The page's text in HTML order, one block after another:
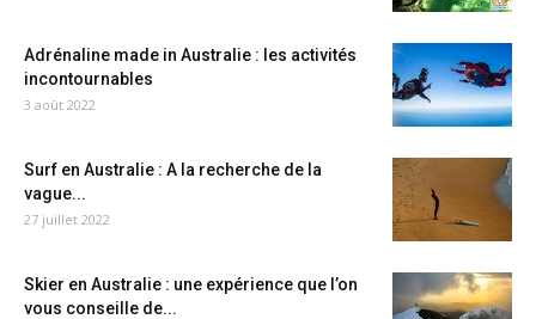
Adrénaline made in Australie : les activités
incontournables
3 août 2022
Surf en Australie : A la recherche de la
vague...
27 juillet 2022
Skier en Australie : une expérience que l’on
vous conseille de...